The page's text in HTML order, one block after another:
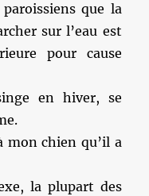
que la
sur l’eau est
pour cause
en hiver, se
mon chien qu’il a
la plupart des